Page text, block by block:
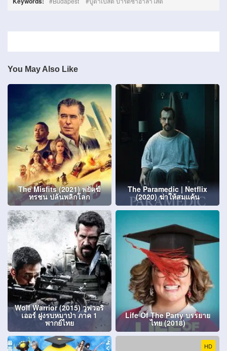
You May Also Like
The Misfits (2021) พยัคฆ์
ทรชน ปล้นพลิกโลก
The Paramedic | Netflix
(2020) ฆ่าให้สมแค้น
Wolf Warrior (2015) วูฟวอริ
เออร์ ฝูงรบหมาป่า ภาค 1
พากย์ไทย
Life Of The Party บรรยาย
ไทย (2018)
HD